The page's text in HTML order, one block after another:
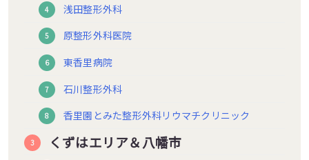
浅田整形外科
原整形外科医院
東香里病院
石川整形外科
香里園とみた整形外科リウマチクリニック
くずはエリア＆八幡市